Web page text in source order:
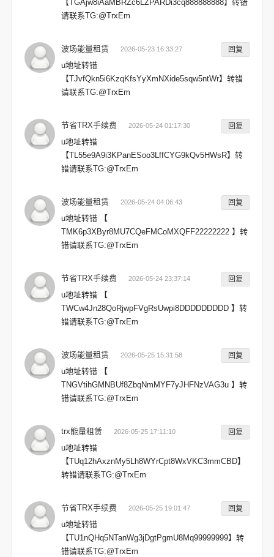
【TGAjw8iAaMBRZc6LZPARDi3cq888888888】转错
请联系TG:@TrxEm
波场能量租赁 2026-05-23 16:33:27 回复
u地址转错
【TJvfQkn5i6KzqKfsYyXmNXide5sqw5ntWr】转错
请联系TG:@TrxEm
节省TRX手续费 2026-05-24 01:17:30 回复
u地址转错
【TL55e9A9i3KPanESoo3LffCYG9kQv5HWsR】转
错请联系TG:@TrxEm
波场能量租赁 2026-05-24 04:06:43 回复
u地址转错 【
TMK6p3XByr8MU7CQeFMCoMXQFF22222222 】转
错请联系TG:@TrxEm
节省TRX手续费 2026-05-24 23:37:14 回复
u地址转错 【
TWCw4Jn28QoRjwpFVgRsUwpi8DDDDDDDDD 】转
错请联系TG:@TrxEm
波场能量租赁 2026-05-25 15:31:58 回复
u地址转错 【
TNGVtihGMNBUf8ZbqNmMYF7yJHFNzVAG3u 】转
错请联系TG:@TrxEm
trx能量租赁 2026-05-25 17:11:10 回复
u地址转错
【TUq12hAxznMy5Lh8WYrCpt8WxVKC3mmCBD】
转错请联系TG:@TrxEm
节省TRX手续费 2026-05-25 19:01:47 回复
u地址转错
【TU1nQHq5NTanWg3jDgtPgmU8Mq99999999】转
错请联系TG:@TrxEm